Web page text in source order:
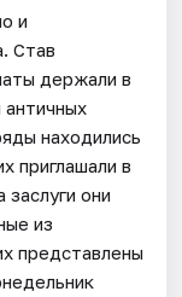
и
Став
держали в
находились
приглашали в
они
из
представлены